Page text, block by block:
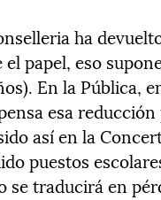
ha
papel, eso
En la Pública,
esa
así en la
puestos
se traducirá en